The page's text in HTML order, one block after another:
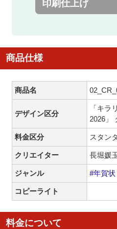
印刷仕上げ
商品仕様
商品名
デザイン区分
「キラ
2026」
料金区分 スタン
クリエイター 長堀媛
ジャンル #年賀状
コピーライト
料金について